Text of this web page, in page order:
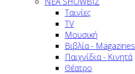
Ταινίες
TV
Μουσική
Βιβλία - Magazines
Παιχνίδια - Κινητά
Θέατρο